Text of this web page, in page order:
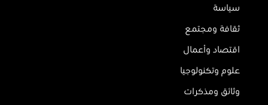
سياسة
ثقافة ومجتمع
اقتصاد وأعمال
علوم وتكنولوجيا
وثائق ومذكرات